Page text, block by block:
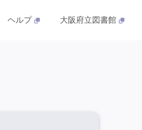
ヘルプ 大阪府立図書館